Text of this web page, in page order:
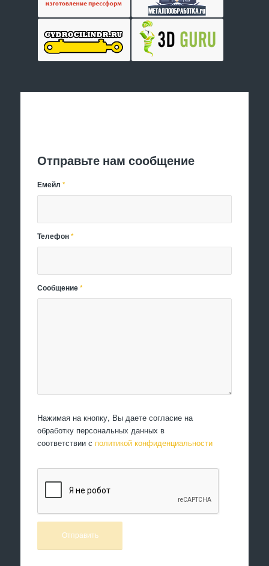
Отправьте нам сообщение
Емейл*
Телефон*
Сообщение*
Нажимая на кнопку, Вы даете согласие на
обработку персональных данных в
соответствии с политикой конфиденциальности